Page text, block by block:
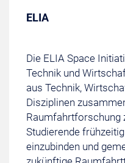
ELIA
Die ELIA Space
Technik und
aus Technik,
Disziplinen
Raumfahrtforschung
Studierende
einzubinden und